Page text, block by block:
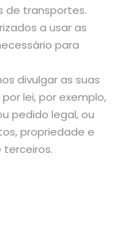
de transportes.
a usar as
para
divulgar as suas
lei, por exemplo,
pedido legal, ou
propriedade e
terceiros.